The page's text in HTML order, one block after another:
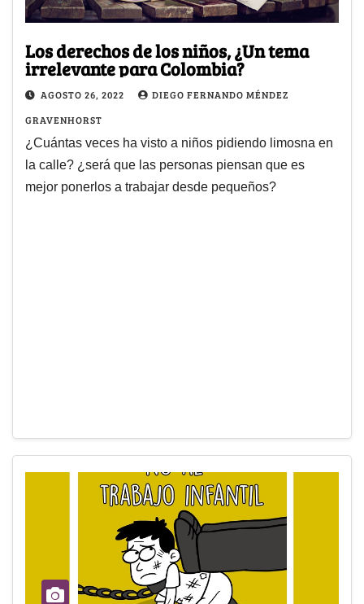
Los derechos de los niños, ¿Un tema
irrelevante para Colombia?
AGOSTO 26, 2022
DIEGO FERNANDO MÉNDEZ
GRAVENHORST
¿Cuántas veces ha visto a niños pidiendo limosna en
la calle? ¿será que las personas piensan que es
mejor ponerlos a trabajar desde pequeños?